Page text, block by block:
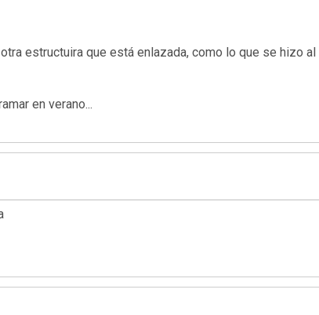
que está enlazada, como lo que se hizo al
en verano...